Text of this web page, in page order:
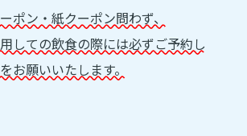
ポン・紙クーポン問わず、
しての飲食の際には必ずご予約し
お願いいたします。